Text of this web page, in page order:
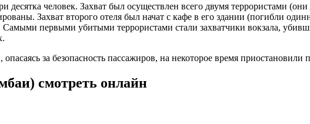
человек. Захват был осуществлен всего двумя террористами
Захват второго отеля был начат с кафе в его здании (погибли
первыми убитыми террористами стали захватчики вокзала,
за безопасность пассажиров, на некоторое время
смотреть онлайн